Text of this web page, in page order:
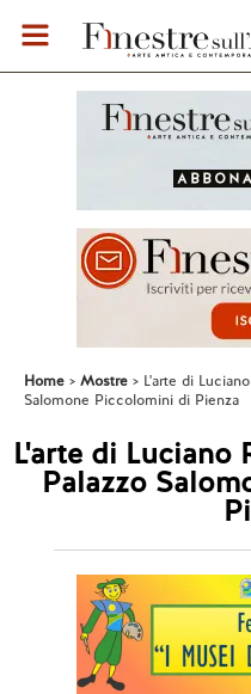
Home Mostre
L'arte di
Salomone Piccolomini di Pienza
L'arte di Luciano
Palazzo